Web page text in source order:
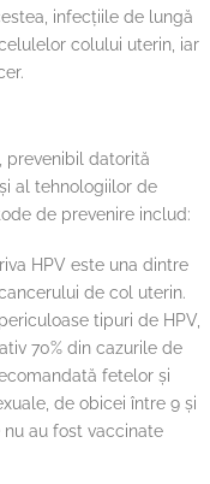
infecțiile de lungă
colului uterin, iar
prevenibil datorită
al tehnologiilor de
de prevenire includ:
HPV este una dintre
de col uterin.
tipuri de HPV,
70% din cazurile de
fetelor și
de obicei între 9 și
au fost vaccinate